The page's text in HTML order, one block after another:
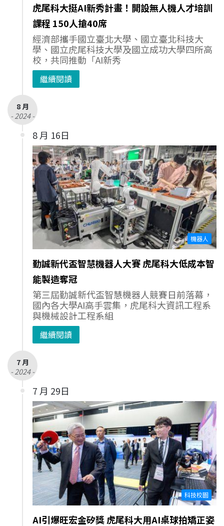
虎尾科大挺AI新秀計畫！開設無人機人才培訓
課程 150人搶40席
經濟部攜手國立臺北大學、國立臺北科技大
學、國立虎尾科技大學及國立成功大學四所高
校，共同推動「AI新秀
繼續閱讀
8 月
- 2024 -
8 月 16日
機器人
勤誠新代盃智慧機器人大賽 虎尾科大低成本智
能製造奪冠
第三屆勤誠新代盃智慧機器人競賽日前落幕，
國內各大學AI高手雲集，虎尾科大資訊工程系
與機械設計工程系組
繼續閱讀
7 月
- 2024 -
7 月 29日
科技校園
AI引爆旺宏金矽獎 虎尾科大用AI桌球拍矯正姿